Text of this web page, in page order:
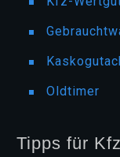
Oldtimer
Tipps für